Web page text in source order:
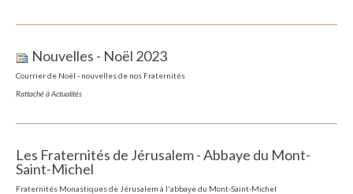
Nouvelles - Noël 2023
Courrier de Noël - nouvelles de nos Fraternités
Rattaché àActualités
Les Fraternités de Jérusalem - Abbaye du Mont-
Saint-Michel
Fraternités Monastiques de Jérusalem à l'abbaye du Mont-Saint-Michel